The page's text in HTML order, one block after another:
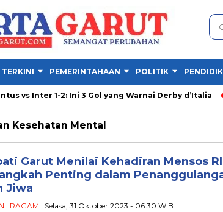
TERKINI PEMERINTAHAAN POLITIK
vs Inter 1-2: Ini 3 Gol yang Warnai Derby d’Italia
Kesehatan Mental
Garut Menilai Kehadiran Mensos RI
Penting dalam
Jiwa
| RAGAM | Selasa, 31 Oktober 2023 - 06:30 WIB